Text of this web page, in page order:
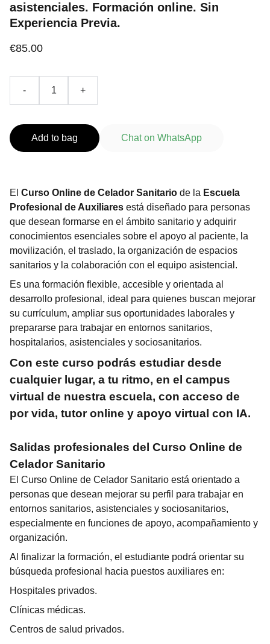
asistenciales. Formación online. Sin
Experiencia Previa.
€85.00
- +
Add to bag Chat on WhatsApp
El Curso Online de Celador Sanitario de la Escuela
Profesional de Auxiliares está diseñado para personas
que desean formarse en el ámbito sanitario y adquirir
conocimientos esenciales sobre el apoyo al paciente, la
movilización, el traslado, la organización de espacios
sanitarios y la colaboración con el equipo asistencial.
Es una formación flexible, accesible y orientada al
desarrollo profesional, ideal para quienes buscan mejorar
su currículum, ampliar sus oportunidades laborales y
prepararse para trabajar en entornos sanitarios,
hospitalarios, asistenciales y sociosanitarios.
Con este curso podrás estudiar desde
cualquier lugar, a tu ritmo, en el campus
virtual de nuestra escuela, con acceso de
por vida, tutor online y apoyo virtual con IA.
Salidas profesionales del Curso Online de
Celador Sanitario
El Curso Online de Celador Sanitario está orientado a
personas que desean mejorar su perfil para trabajar en
entornos sanitarios, asistenciales y sociosanitarios,
especialmente en funciones de apoyo, acompañamiento y
organización.
Al finalizar la formación, el estudiante podrá orientar su
búsqueda profesional hacia puestos auxiliares en:
Hospitales privados.
Clínicas médicas.
Centros de salud privados.